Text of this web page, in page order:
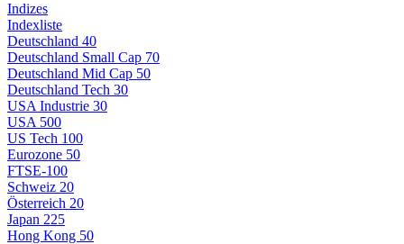
Indizes
Indexliste
Deutschland 40
Deutschland Small Cap 70
Deutschland Mid Cap 50
Deutschland Tech 30
USA Industrie 30
USA 500
US Tech 100
Eurozone 50
FTSE-100
Schweiz 20
Österreich 20
Japan 225
Hong Kong 50